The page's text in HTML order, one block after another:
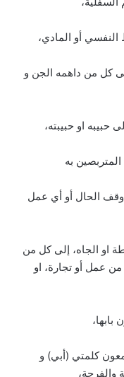
أو المادي،
كل من داهمه الجن و
حبيبه او حبيبته،
به
الحال أو أي عمل
او الجاه، إلى كل من
عمل أو تجارة، او
كلمتي (أبي) و
والفرحة،